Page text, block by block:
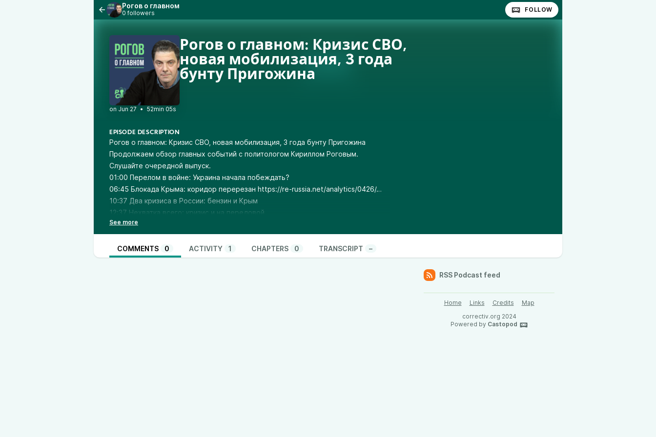
Рогов о главном
0 followers FOLLOW
Рогов о главном: Кризис СВО,
новая мобилизация, 3 года
бунту Пригожина
• 52min 05s
EPISODE DESCRIPTION
Рогов о главном: Кризис СВО, новая мобилизация, 3 года бунту Пригожина
Продолжаем обзор главных событий с политологом Кириллом Роговым.
Слушайте очередной выпуск.
01:00 Перелом в войне: Украина начала побеждать?
06:45 Блокада Крыма: коридор перерезан https://re-russia.net/analytics/0426/…
10:37 Два кризиса в России: бензин и Крым
12:37 Нехватка всего: кризис и на передовой
14:55 А что Путин: потемкинские деревни
22:07 Ответ Путина: мобилизация, Беларусь и конфликт в Европеhttps://re-
russia.net/analytics/0441/
29:32 Эскалация в Европе: война или переговорыhttps://re-
COMMENTS 0 ACTIVITY 1 CHAPTERS 0 TRANSCRIPT –
RSS Podcast feed
Home Links Credits
Map
correctiv.org 2024
Powered by Castopod